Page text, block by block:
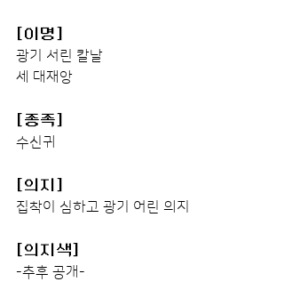
[이명]
광기 서린 칼날
세 대재앙
[종족]
수신귀
[의지]
집착이 심하고 광기 어린 의지
[의지색]
-추후 공개-